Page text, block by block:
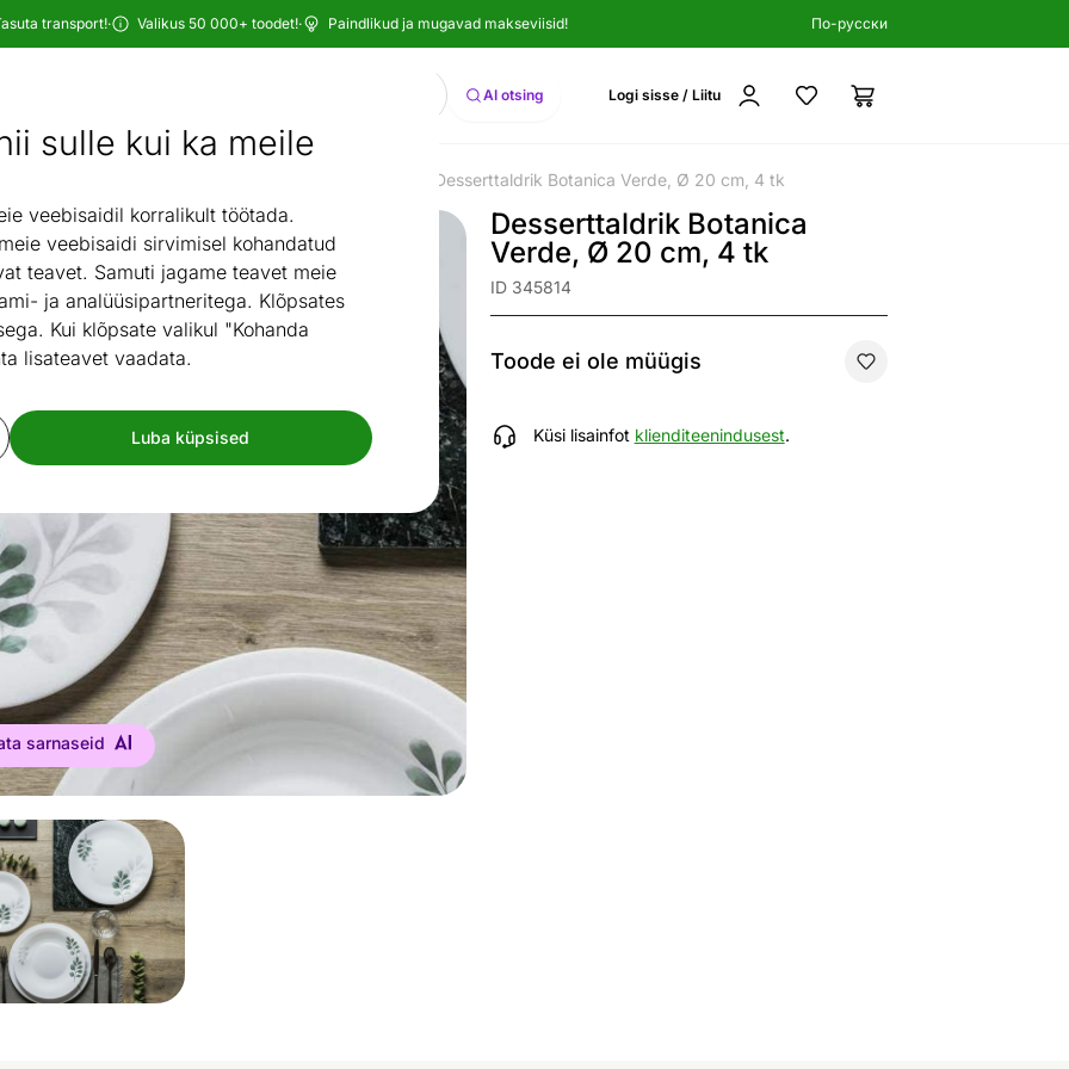
sulle kui ka meile
veebisaidil korralikult töötada.
veebisaidi sirvimisel kohandatud
teavet. Samuti jagame teavet meie
ja analüüsipartneritega. Klõpsates
Kui klõpsate valikul "Kohanda
lisateavet vaadata.
Luba küpsised
transport!· Valikus 50 000+ toodet!· Paindlikud ja mugavad makseviisid! По-русски
Otsi AI otsing Logi sisse / Liitu
Desserttaldrik Botanica Verde, Ø 20 cm, 4 tk
sarnaseid
Desserttaldrik Botanica
Verde, Ø 20 cm, 4 tk
ID 345814
Toode ei ole müügis
Küsi lisainfot klienditeenindusest.